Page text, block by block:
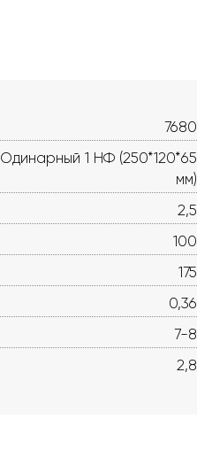
7680
Одинарный 1 НФ (250*120*65
мм)
2,5
100
175
0,36
7-8
2,8